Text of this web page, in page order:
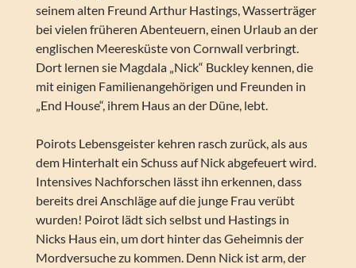
seinem alten Freund Arthur Hastings, Wasserträger
bei vielen früheren Abenteuern, einen Urlaub an der
englischen Meeresküste von Cornwall verbringt.
Dort lernen sie Magdala „Nick“ Buckley kennen, die
mit einigen Familienangehörigen und Freunden in
„End House“, ihrem Haus an der Düne, lebt.
Poirots Lebensgeister kehren rasch zurück, als aus
dem Hinterhalt ein Schuss auf Nick abgefeuert wird.
Intensives Nachforschen lässt ihn erkennen, dass
bereits drei Anschläge auf die junge Frau verübt
wurden! Poirot lädt sich selbst und Hastings in
Nicks Haus ein, um dort hinter das Geheimnis der
Mordversuche zu kommen. Denn Nick ist arm, der